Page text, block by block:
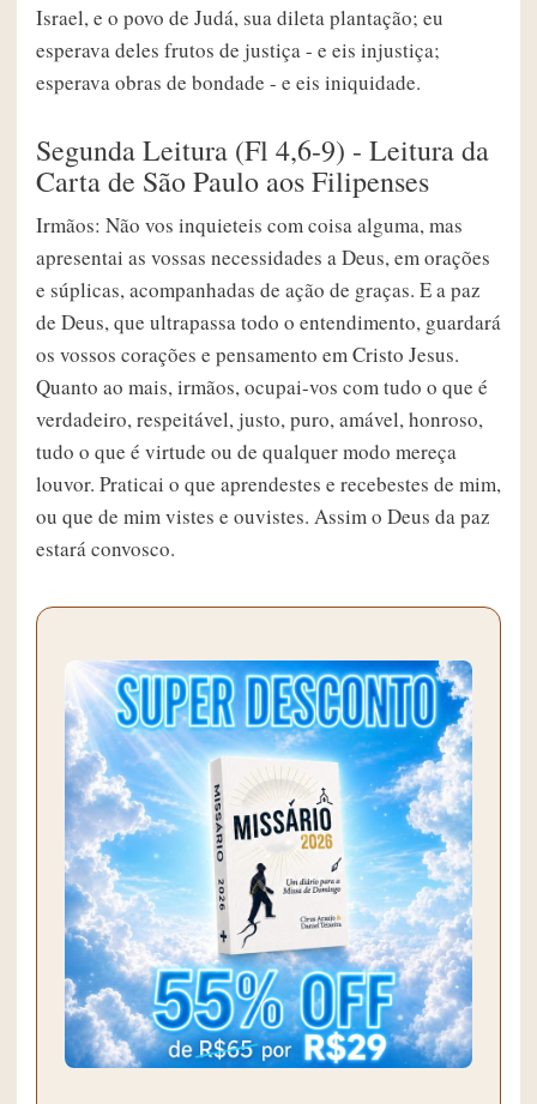
Israel, e o povo de Judá, sua dileta plantação; eu
esperava deles frutos de justiça - e eis injustiça;
esperava obras de bondade - e eis iniquidade.
Segunda Leitura (Fl 4,6-9) - Leitura da
Carta de São Paulo aos Filipenses
Irmãos: Não vos inquieteis com coisa alguma, mas
apresentai as vossas necessidades a Deus, em orações
e súplicas, acompanhadas de ação de graças. E a paz
de Deus, que ultrapassa todo o entendimento, guardará
os vossos corações e pensamento em Cristo Jesus.
Quanto ao mais, irmãos, ocupai-vos com tudo o que é
verdadeiro, respeitável, justo, puro, amável, honroso,
tudo o que é virtude ou de qualquer modo mereça
louvor. Praticai o que aprendestes e recebestes de mim,
ou que de mim vistes e ouvistes. Assim o Deus da paz
estará convosco.